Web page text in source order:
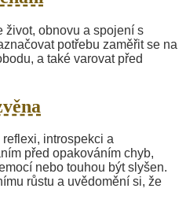
život, obnovu a spojení s
potřebu zaměřit se na
a také varovat před
introspekci a
před opakováním chyb,
nebo touhou být slyšen.
růstu a uvědomění si, že